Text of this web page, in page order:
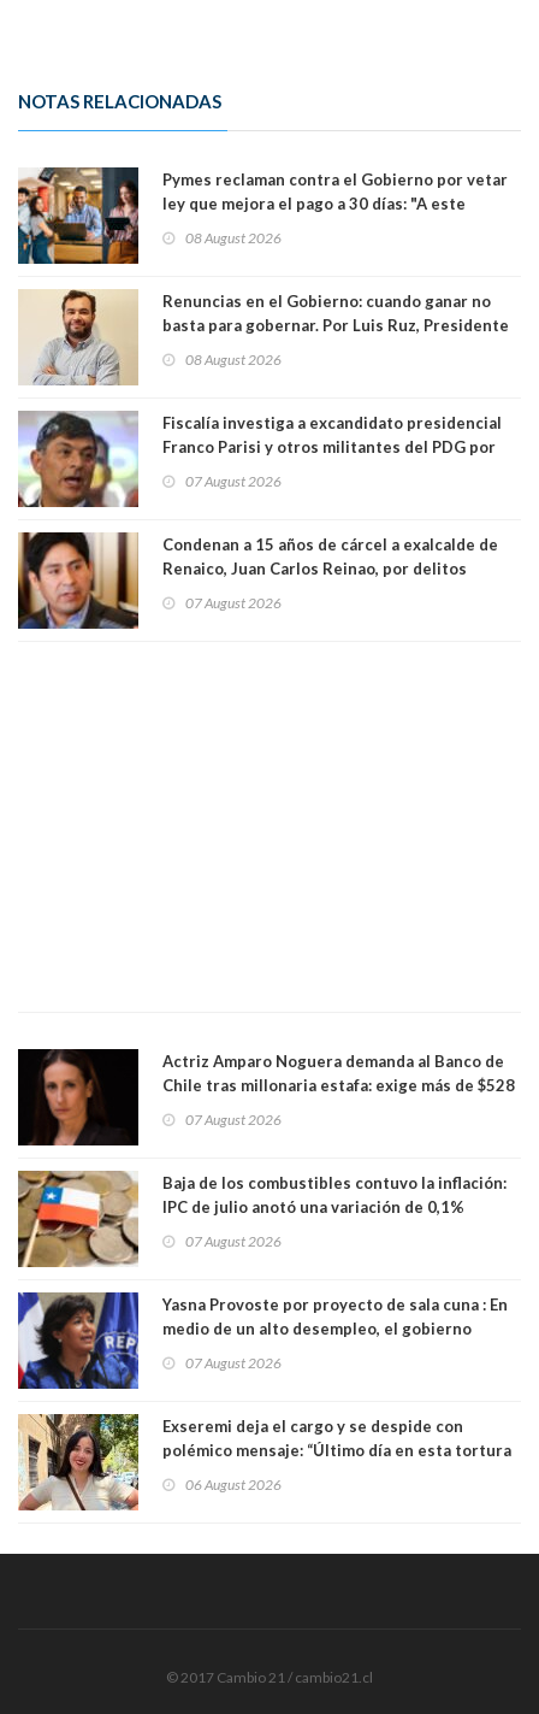
NOTAS RELACIONADAS
Pymes reclaman contra el Gobierno por vetar
ley que mejora el pago a 30 días: "A este
medianas empresas"
08 August 2026
Renuncias en el Gobierno: cuando ganar no
basta para gobernar. Por Luis Ruz, Presidente
08 August 2026
Fiscalía investiga a excandidato presidencial
Franco Parisi y otros militantes del PDG por
07 August 2026
Condenan a 15 años de cárcel a exalcalde de
Renaico, Juan Carlos Reinao, por delitos
07 August 2026
Actriz Amparo Noguera demanda al Banco de
Chile tras millonaria estafa: exige más de $528
07 August 2026
Baja de los combustibles contuvo la inflación:
IPC de julio anotó una variación de 0,1%
07 August 2026
Yasna Provoste por proyecto de sala cuna : En
medio de un alto desempleo, el gobierno
07 August 2026
Exseremi deja el cargo y se despide con
polémico mensaje: “Último día en esta tortura
06 August 2026
© 2017 Cambio 21 / cambio21.cl